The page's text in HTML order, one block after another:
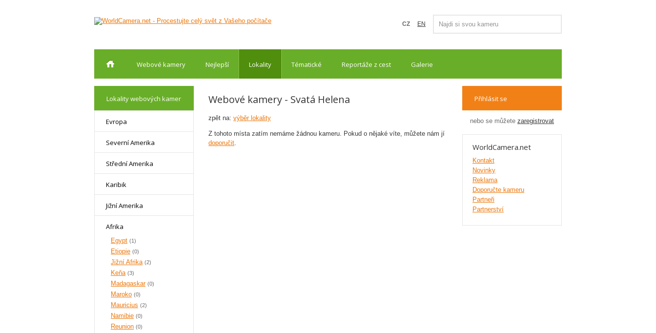
EN
CZ
Webové kamery Nejlepší Lokality Tématické Reportáže z cest Galerie
Lokality webových kamer
Evropa
Severní Amerika
Střední Amerika
Karibik
Jižní Amerika
Afrika
Egypt (1)
Etiopie (0)
Jižní Afrika (2)
Keňa (3)
Madagaskar (0)
Maroko (0)
Mauricius (2)
Namibie (0)
Reunion (0)
Webové kamery - Svatá Helena
zpět na: výběr lokality
Z tohoto místa zatím nemáme žádnou kameru. Pokud o nějaké víte, můžete nám jí
doporučit.
Přihlásit se
nebo se můžete zaregistrovat
WorldCamera.net
Kontakt
Novinky
Reklama
Doporučte kameru
Partneři
Partnerství